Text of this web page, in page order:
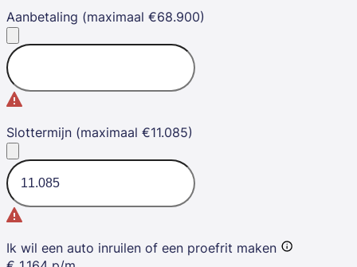
Aanbetaling (maximaal €68.900)
Slottermijn (maximaal €11.085)
Ik wil een auto inruilen of een proefrit maken